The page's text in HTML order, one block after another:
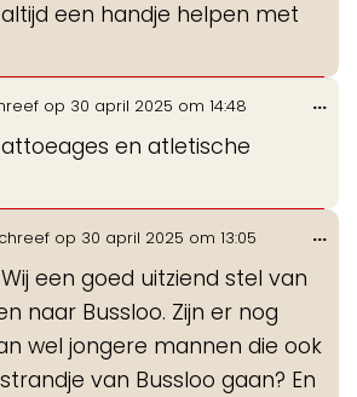
een handje helpen met
op 30 april 2025 om 14:48
en atletische
...
op 30 april 2025 om 13:05
een goed uitziend stel van
naar Bussloo. Zijn er nog
wel jongere mannen die ook
van Bussloo gaan? En
...